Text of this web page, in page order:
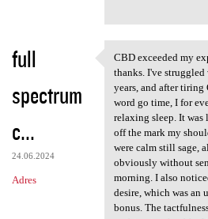
full
spectrum
c...
24.06.2024
Adres
CBD exceeded
CBD exceeded my
thanks. I've
years, and after
word go time, I for
relaxing sleep. It was
off the mark my
were calm still sage,
obviously without
morning. I also
desire, which was an
bonus. The